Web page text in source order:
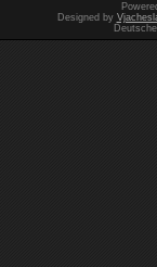
Designed by